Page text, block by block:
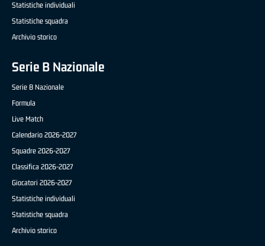
Statistiche individuali
Statistiche squadra
Archivio storico
Serie B Nazionale
Serie B Nazionale
Formula
Live Match
Calendario 2026-2027
Squadre 2026-2027
Classifica 2026-2027
Giocatori 2026-2027
Statistiche individuali
Statistiche squadra
Archivio storico